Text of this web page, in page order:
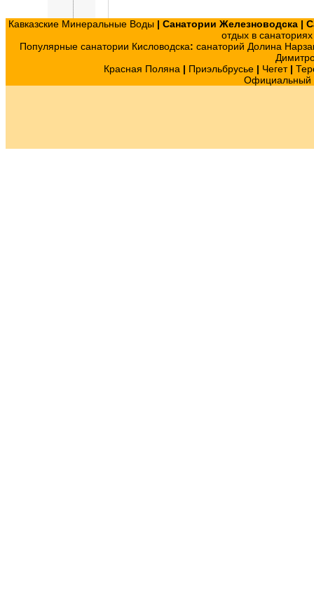
Кавказские Минеральные Воды | Санатории Железноводска |
отдых в
Популярные санатории Кисловодска: санаторий Долина
Красная Поляна | Приэльбрусье| Чегет|
Официальный